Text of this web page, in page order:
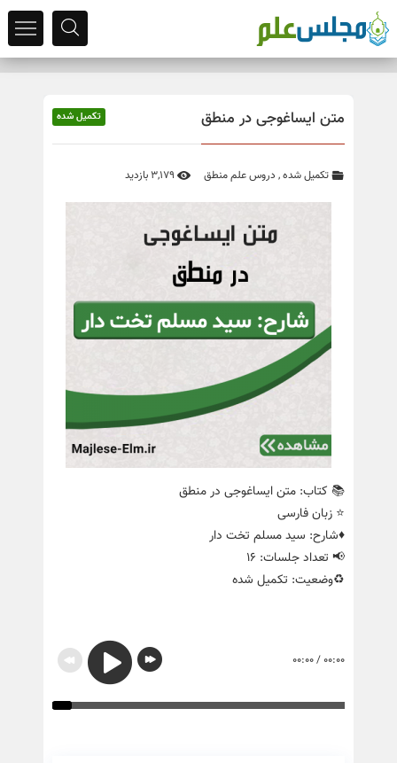
متن ایساغوجی در منطق تکمیل شده
تکمیل شده, دروس علم منطق
📚 کتاب: متن ایساغوجی در منطق
⭐️ زبان فارسی
♦️شارح: سید مسلم تخت دار
📢 تعداد جلسات: 16
♻️وضعیت: تکمیل شده
00:00
/
00:00